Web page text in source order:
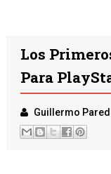
Los
Para
Guillermo